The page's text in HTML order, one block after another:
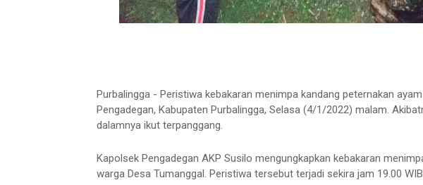
Purbalingga - Peristiwa kebakaran menimpa kandang peternakan
Pengadegan, Kabupaten Purbalingga, Selasa (4/1/2022) malam.
dalamnya ikut terpanggang.
Kapolsek Pengadegan AKP Susilo mengungkapkan kebakaran
warga Desa Tumanggal. Peristiwa tersebut terjadi sekira jam 19.00